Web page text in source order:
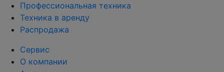
Профессиональная техника
Техника в аренду
Распродажа
Сервис
О компании